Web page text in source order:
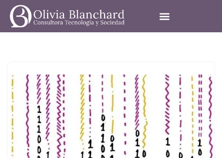
Saltar al contenido